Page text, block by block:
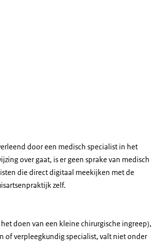
door een medisch specialist in het
over gaat, is er geen sprake van medisch
die direct digitaal meekijken met de
zelf.
doen van een kleine chirurgische ingreep),
of verpleegkundig specialist, valt niet onder